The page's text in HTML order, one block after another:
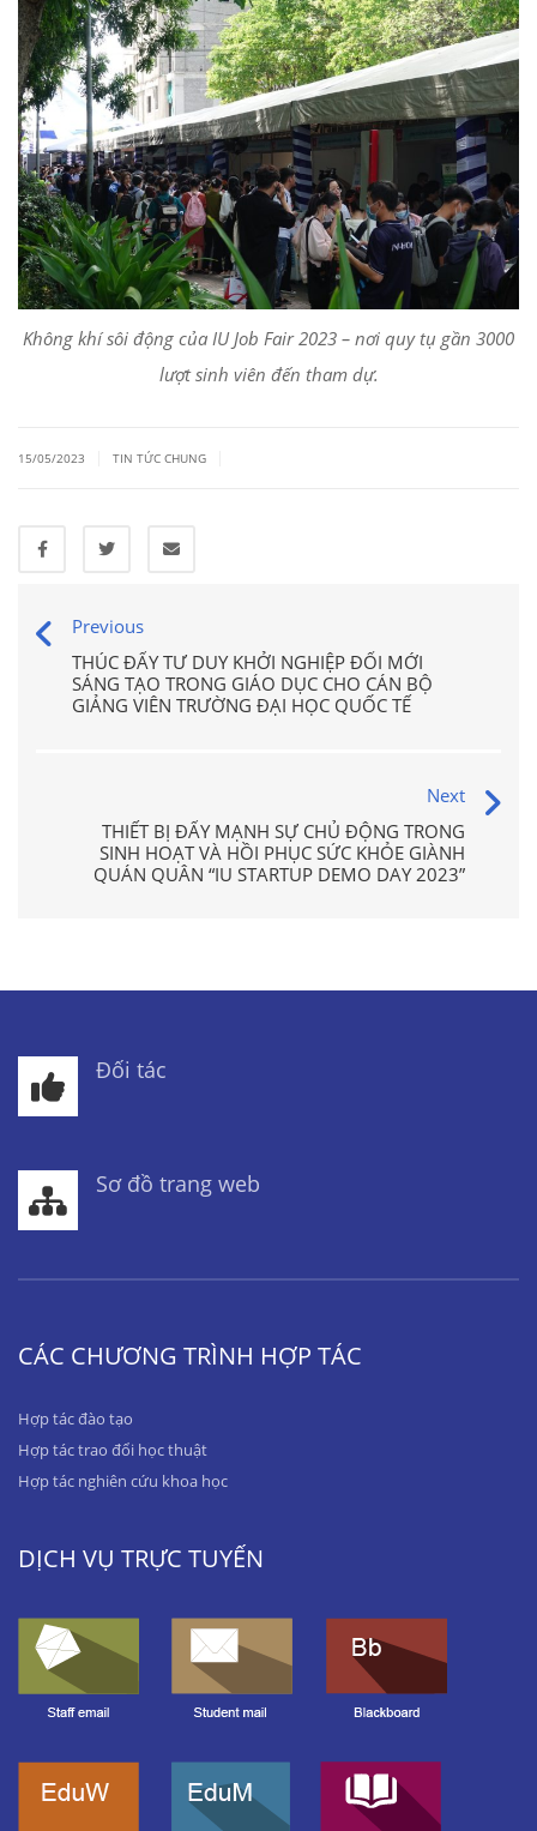
Không khí sôi động của IU Job Fair 2023 – nơi quy tụ gần 3000
lượt sinh viên đến tham dự.
15/05/2023 TIN TỨC CHUNG
Previous
THÚC ĐẨY TƯ DUY KHỞI NGHIỆP ĐỔI MỚI
SÁNG TẠO TRONG GIÁO DỤC CHO CÁN BỘ
GIẢNG VIÊN TRƯỜNG ĐẠI HỌC QUỐC TẾ
Next
THIẾT BỊ ĐẨY MẠNH SỰ CHỦ ĐỘNG TRONG
SINH HOẠT VÀ HỒI PHỤC SỨC KHỎE GIÀNH
QUÁN QUÂN “IU STARTUP DEMO DAY 2023”
Đối tác
Sơ đồ trang web
CÁC CHƯƠNG TRÌNH HỢP TÁC
Hợp tác đào tạo
Hợp tác trao đổi học thuật
Hợp tác nghiên cứu khoa học
DỊCH VỤ TRỰC TUYẾN